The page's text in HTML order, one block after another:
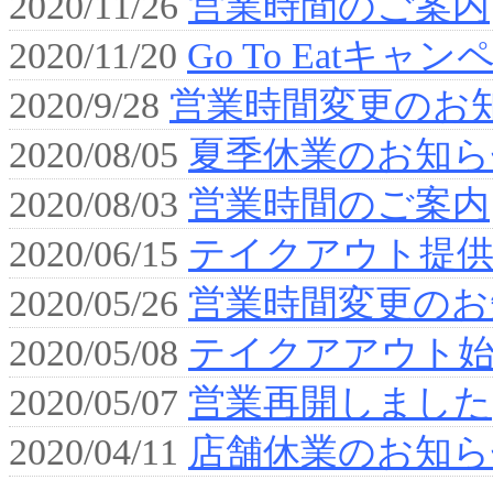
2020/11/20 Go To Eatキャン
2020/9/28 営業時間変更のお
2020/08/05 夏季休業のお知
2020/08/03 営業時間のご案内
2020/06/15 テイクアウト提
2020/05/26 営業時間変更の
2020/05/08 テイクアアウト
2020/05/07 営業再開しました
2020/04/11 店舗休業のお知